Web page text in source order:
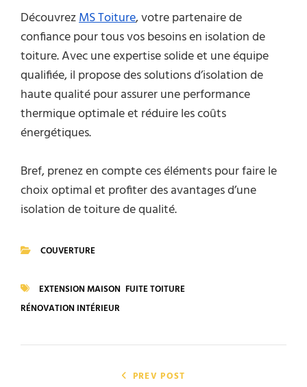
DécouvrezMS Toiture, votre partenaire de
confiance pour tous vos besoins en isolation de
toiture. Avec une expertise solide et une équipe
qualifiée, il propose des solutions d’isolation de
haute qualité pour assurer une performance
thermique optimale et réduire les coûts
énergétiques.
Bref, prenez en compte ces éléments pour faire le
choix optimal et profiter des avantages d’une
isolation de toiture de qualité.
COUVERTURE
TAGS
EXTENSION MAISON FUITE TOITURE
RÉNOVATION INTÉRIEUR
PREV POST